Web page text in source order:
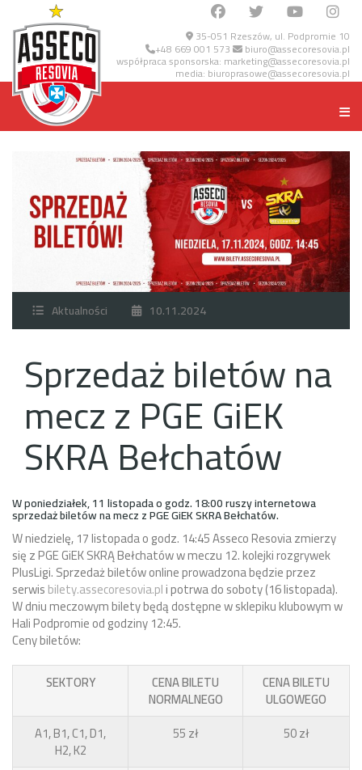
35-051 Rzeszów, ul. Podpromie 10
+48 669 001 573 biuro@assecoresovia.pl
współpraca sponsorska: marketing@assecoresovia.pl
media: biuroprasowe@assecoresovia.pl
Aktualności 10.11.2024
Sprzedaż biletów na
mecz z PGE GiEK
SKRA Bełchatów
W poniedziałek, 11 listopada o godz. 18:00 ruszy internetowa
sprzedaż biletów na mecz z PGE GiEK SKRA Bełchatów.
W niedzielę, 17 listopada o godz. 14:45 Asseco Resovia zmierzy
się z PGE GiEK SKRĄ Bełchatów w meczu 12. kolejki rozgrywek
PlusLigi.Sprzedaż biletów online prowadzona będzie przez
serwisbilety.assecoresovia.pli potrwa do soboty (16 listopada).
W dniu meczowym bilety będą dostępne w sklepiku klubowym w
Hali Podpromie od godziny 12:45.
Ceny biletów:
SEKTORY
CENA BILETU
NORMALNEGO
CENA BILETU
ULGOWEGO
A1, B1, C1, D1,
H2, K2
55 zł 50 zł